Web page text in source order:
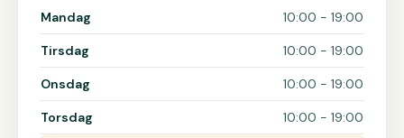
Åbningstider for Kubo
Mandag 10:00 - 19:00
Tirsdag 10:00 - 19:00
Onsdag 10:00 - 19:00
Torsdag 10:00 - 19:00